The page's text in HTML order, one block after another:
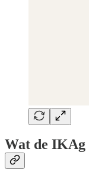
Wat de IKAg